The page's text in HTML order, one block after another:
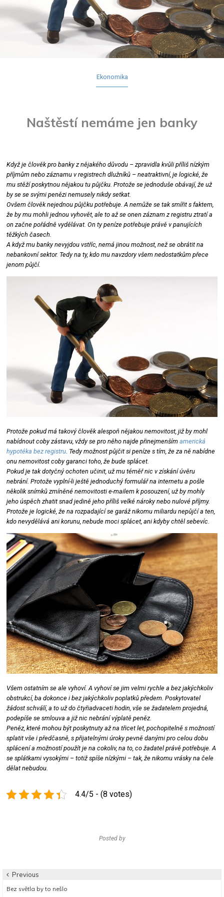
Ekonomika
Naštěstí nemáme jen banky
Když je člověk pro banky z nějakého důvodu – zpravidla kvůli příliš nízkým
příjmům nebo záznamu v registrech dlužníků – neatraktivní, je logické, že
mu stěží poskytnou nějakou tu půjčku. Protože se jednoduše obávají, že už
by se se svými penězi nemusely nikdy setkat.
Ovšem člověk nejednou půjčku potřebuje. A nemůže se tak smířit s faktem,
že by mu mohli jednou vyhovět, ale to až se onen záznam z registru ztratí a
on začne pořádně vydělávat. On ty peníze potřebuje právě v panujících
těžkých časech.
A když mu banky nevyjdou vstříc, nemá jinou možnost, než se obrátit na
nebankovní sektor. Tedy na ty, kdo mu navzdory všem nedostatkům přece
jenom půjčí.
Protože pokud má takový člověk alespoň nějakou nemovitost, již by mohl
nabídnout coby zástavu, vždy se pro něho najde přinejmenším americká
hypotéka bez registru. Tedy možnost půjčit si peníze s tím, že za ně nabídne
onu nemovitost coby garanci toho, že bude splácet.
Pokud je tak dotyčný ochoten učinit, už mu téměř nic v získání úvěru
nebrání. Protože vyplní-li ještě jednoduchý formulář na internetu a pošle
několik snímků zmíněné nemovitosti e-mailem k posouzení, už by mohly
jeho úspěch zhatit snad jedině jeho příliš velké nároky nebo nulové příjmy.
Protože je logické, že na rozpadající se garáž nikomu miliardu nepůjčí a ten,
kdo nevydělává ani korunu, nebude moci splácet, ani kdyby chtěl sebevíc.
Všem ostatním se ale vyhoví. A vyhoví se jim velmi rychle a bez jakýchkoliv
obstrukcí, ba dokonce i bez jakýchkoliv poplatků předem. Poskytovatel
žádost schválí, a to už do čtyřiadvaceti hodin, vše se žadatelem projedná,
podepíše se smlouva a již nic nebrání výplatě peněz.
Peněz, které mohou být poskytnuty až na třicet let, pochopitelně s možností
splatit vše i předčasně, s přijatelnými úroky pevně danými pro celou dobu
splácení a možností použít je na cokoliv, na to, co žadatel právě potřebuje. A
se splátkami vysokými – totiž spíše nízkými – tak, že nikomu vrásky na čele
dělat nebudou.
4.4/5 - (8 votes)
Posted by
Navigace
Previous
Previous
Bez světla by to nešlo